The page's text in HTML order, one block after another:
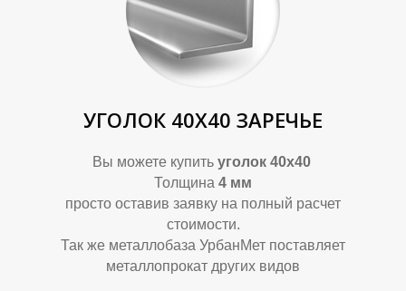
УГОЛОК 40Х40 ЗАРЕЧЬЕ
Вы можете купитьуголок 40х40
Толщина 4 мм
просто оставив заявку на полный расчет
стоимости.
Так же металлобаза УрбанМет поставляет
металлопрокат других видов